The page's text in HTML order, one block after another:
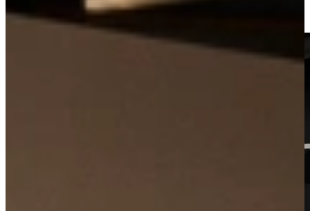
Kom langs in onze showroom, of maak gratis een afspraak